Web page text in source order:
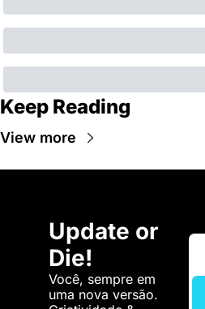
Keep Reading
View more
Update or
Die!
Você, sempre em
uma nova versão.